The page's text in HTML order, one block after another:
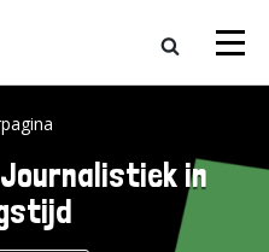
in